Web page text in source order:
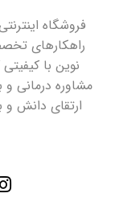
فروشگاه
راهکارهای
نوین با
مشاوره درمانی و
ارتقای دانش و